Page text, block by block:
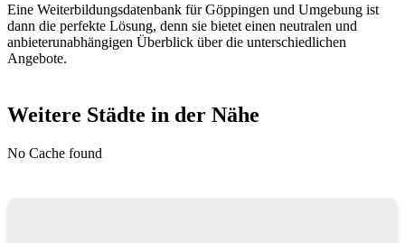
Eine Weiterbildungsdatenbank für Göppingen und Umgebung ist
dann die perfekte Lösung, denn sie bietet einen neutralen und
anbieterunabhängigen Überblick über die unterschiedlichen
Angebote.
Weitere Städte in der Nähe
No Cache found